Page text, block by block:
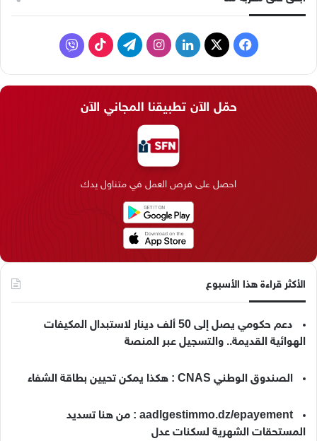
ف
د
ن
ق
ر
ا
م
ت
م
k
ف
ا
حمّل الآن تطبيقنا المجاني الآن
احصل على فرص العمل في متناول يدك
الأكثر قراءة هذا الأسبوع
دعم حكومي يصل إلى 50 ألف دينار لاستبدال المكيفات
الهوائية القديمة.. والتسجيل عبر المنصة
الصندوق الوطني CNAS : هكذا يمكن تحيين بطاقة الشفاء
aadlgestimmo.dz/epayement : من هنا تسديد
المستحقات الشهرية لسكنات عدل